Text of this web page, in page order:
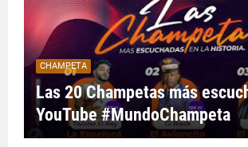
CHAMPETA
Las 20 Champetas más
YouTube #MundoChampeta